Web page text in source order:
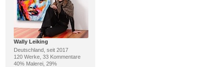
Wally Leiking
Deutschland, seit 2017
120 Werke, 33 Kommentare
40% Malerei, 29%